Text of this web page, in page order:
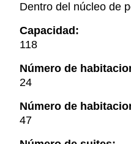
Dentro del núcleo de
Capacidad:
118
Número de
24
Número de
47